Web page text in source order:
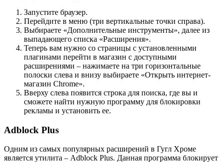
Запустите браузер.
Перейдите в меню (три вертикальные точки справа).
Выбираете «Дополнительные инструменты», далее из
выпадающего списка «Расширения».
Теперь вам нужно со страницы с установленными
плагинами перейти в магазин с доступными
расширениями – нажимаете на три горизонтальные
полоски слева и внизу выбираете «Открыть интернет-
магазин Chrome».
Вверху слева появится строка для поиска, где вы и
сможете найти нужную программу для блокировки
рекламы и установить ее.
Adblock Plus
Одним из самых популярных расширений в Гугл Хроме
является утилита – Adblock Plus. Данная программа блокирует